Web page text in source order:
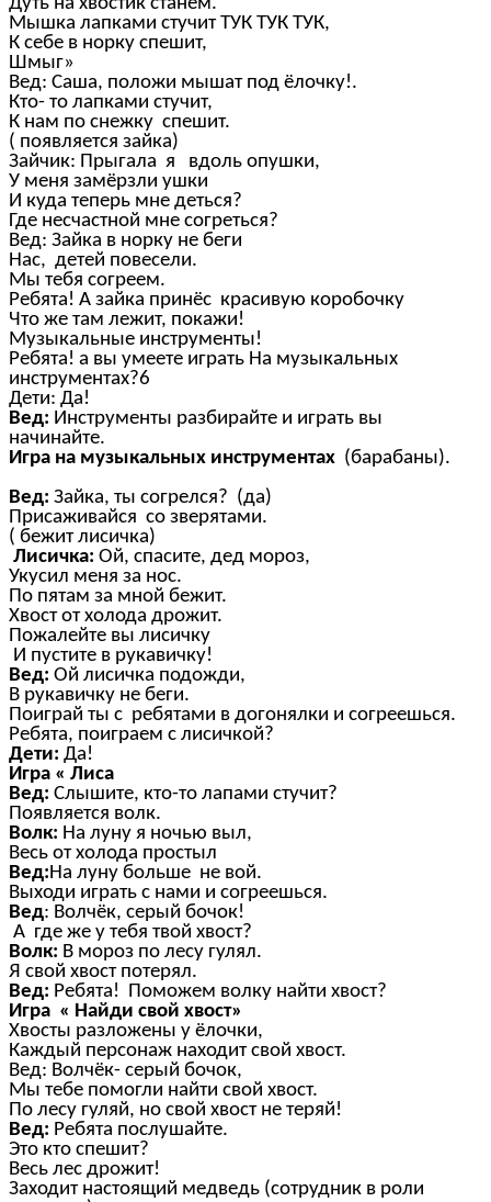
Мышка лапками стучит ТУК ТУК ТУК,
К себе в норку спешит,
Шмыг»
Вед: Саша, положи мышат под ёлочку!.
Кто- то лапками стучит,
К нам по снежку спешит.
( появляется зайка)
Зайчик: Прыгала я вдоль опушки,
У меня замёрзли ушки
И куда теперь мне деться?
Где несчастной мне согреться?
Вед: Зайка в норку не беги
Нас, детей повесели.
Мы тебя согреем.
Ребята! А зайка принёс красивую коробочку
Что же там лежит, покажи!
Музыкальные инструменты!
Ребята! а вы умеете играть На музыкальных
инструментах?6
Дети: Да!
Вед: Инструменты разбирайте и играть вы
начинайте.
Игра на музыкальных инструментах (барабаны).
Вед: Зайка, ты согрелся? (да)
Присаживайся со зверятами.
( бежит лисичка)
Лисичка: Ой, спасите, дед мороз,
Укусил меня за нос.
По пятам за мной бежит.
Хвост от холода дрожит.
Пожалейте вы лисичку
И пустите в рукавичку!
Вед: Ой лисичка подожди,
В рукавичку не беги.
Поиграй ты с ребятами в догонялки и согреешься.
Ребята, поиграем с лисичкой?
Дети: Да!
Игра « Лиса
Вед: Слышите, кто-то лапами стучит?
Появляется волк.
Волк: На луну я ночью выл,
Весь от холода простыл
Вед: На луну больше не вой.
Выходи играть с нами и согреешься.
Вед: Волчёк, серый бочок!
А где же у тебя твой хвост?
Волк: В мороз по лесу гулял.
Я свой хвост потерял.
Вед: Ребята! Поможем волку найти хвост?
Игра « Найди свой хвост»
Хвосты разложены у ёлочки,
Каждый персонаж находит свой хвост.
Вед: Волчёк- серый бочок,
Мы тебе помогли найти свой хвост.
По лесу гуляй, но свой хвост не теряй!
Вед: Ребята послушайте.
Это кто спешит?
Весь лес дрожит!
Заходит настоящий медведь (сотрудник в роли